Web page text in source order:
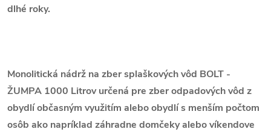
dlhé roky.
Monolitická nádrž na zber splaškových vôd BOLT -
ŽUMPA 1000 Litrov určená pre zber odpadových vôd z
obydlí občasným využitím alebo obydlí s menším počtom
osôb ako napríklad záhradne domčeky alebo víkendove